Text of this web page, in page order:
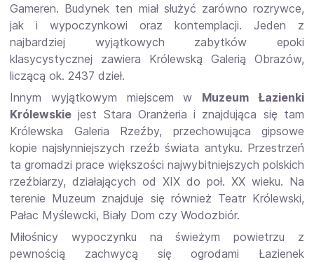
Gameren. Budynek ten miał służyć zarówno rozrywce,
jak i wypoczynkowi oraz kontemplacji. Jeden z
najbardziej wyjątkowych zabytków epoki
klasycystycznej zawiera Królewską Galerią Obrazów,
liczącą ok. 2437 dzieł.
Innym wyjątkowym miejscem w Muzeum Łazienki
Królewskie jest Stara Oranżeria i znajdująca się tam
Królewska Galeria Rzeźby, przechowująca gipsowe
kopie najsłynniejszych rzeźb świata antyku. Przestrzeń
ta gromadzi prace większości najwybitniejszych polskich
rzeźbiarzy, działających od XIX do poł. XX wieku. Na
terenie Muzeum znajduje się również Teatr Królewski,
Pałac Myślewcki, Biały Dom czy Wodozbiór.
Miłośnicy wypoczynku na świeżym powietrzu z
pewnością zachwycą się ogrodami Łazienek